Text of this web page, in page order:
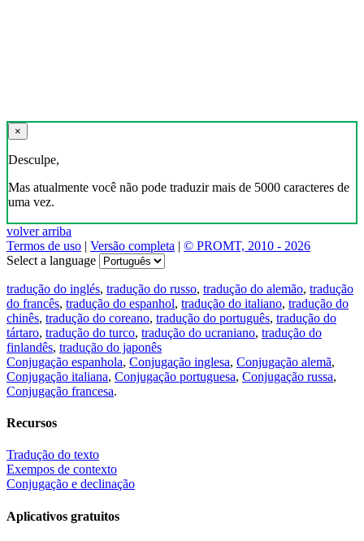
×
Desculpe,
Mas atualmente você não pode traduzir mais de 5000 caracteres de
uma vez.
volver arriba
Termos de uso | Versão completa | © PROMT, 2010 - 2026
Select a language
tradução do inglés, tradução do russo, tradução do alemão, tradução
do francês, tradução do espanhol, tradução do italiano, tradução do
chinês, tradução do coreano, tradução do português, tradução do
tártaro, tradução do turco, tradução do ucraniano, tradução do
finlandês, tradução do japonês
Conjugação espanhola, Conjugação inglesa, Conjugação alemã,
Conjugação italiana, Conjugação portuguesa, Conjugação russa,
Conjugação francesa.
Recursos
Tradução do texto
Exempos de contexto
Conjugação e declinação
Aplicativos gratuitos